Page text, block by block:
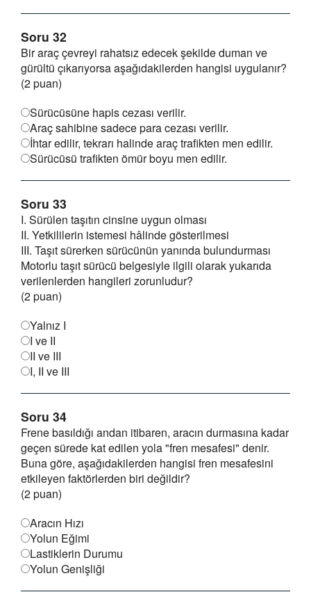
Soru 32
Bir araç çevreyi rahatsız edecek şekilde duman ve
gürültü çıkarıyorsa aşağıdakilerden hangisi uygulanır?
(2 puan)
Sürücüsüne hapis cezası verilir.
Araç sahibine sadece para cezası verilir.
İhtar edilir, tekrarı halinde araç trafikten men edilir.
Sürücüsü trafikten ömür boyu men edilir.
Soru 33
I. Sürülen taşıtın cinsine uygun olması
II. Yetkililerin istemesi hâlinde gösterilmesi
III. Taşıt sürerken sürücünün yanında bulundurması
Motorlu taşıt sürücü belgesiyle ilgili olarak yukarıda
verilenlerden hangileri zorunludur?
(2 puan)
Yalnız I
I ve II
II ve III
I, II ve III
Soru 34
Frene basıldığı andan itibaren, aracın durmasına kadar
geçen sürede kat edilen yola "fren mesafesi" denir.
Buna göre, aşağıdakilerden hangisi fren mesafesini
etkileyen faktörlerden biri değildir?
(2 puan)
Aracın Hızı
Yolun Eğimi
Lastiklerin Durumu
Yolun Genişliği